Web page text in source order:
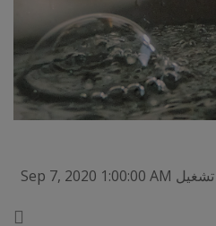
تشغيل Sep 7, 2020 1:00:00 AM